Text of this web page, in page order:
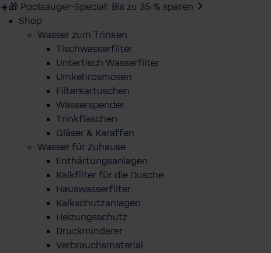
☀️🎁 Poolsauger-Special: Bis zu 35 % sparen
Shop
Wasser zum Trinken
Tischwasserfilter
Untertisch Wasserfilter
Umkehrosmosen
Filterkartuschen
Wasserspender
Trinkflaschen
Gläser & Karaffen
Wasser für Zuhause
Enthärtungsanlagen
Kalkfilter für die Dusche
Hauswasserfilter
Kalkschutzanlagen
Heizungsschutz
Druckminderer
Verbrauchsmaterial